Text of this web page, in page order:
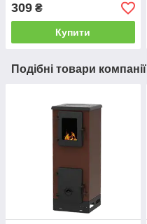
309 ₴
Купити
Подібні товари компанії